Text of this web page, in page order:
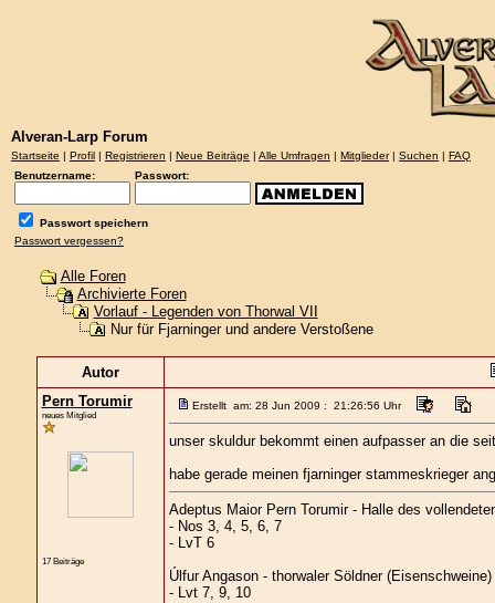
Alveran-Larp Forum
Startseite | Profil | Registrieren | Neue Beiträge | Alle Umfragen | Mitglieder| Suchen | FAQ
Benutzername:
Passwort:
Passwort speichern
Passwort vergessen?
Alle Foren
Archivierte Foren
Vorlauf - Legenden von Thorwal VII
Nur für Fjarninger und andere Verstoßene
Autor
Pern Torumir
neues Mitglied
17 Beiträge
Erstellt am: 28 Jun 2009 : 21:26:56 Uhr
unser skuldur bekommt einen aufpasser an die
habe gerade meinen fjarninger stammeskrieger
Adeptus Maior Pern Torumir - Halle des
- Nos 3, 4, 5, 6, 7
- LvT 6
Úlfur Angason - thorwaler Söldner (Eisenschweine)
- Lvt 7, 9, 10